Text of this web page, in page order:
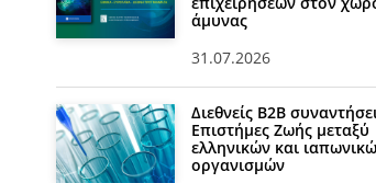
άμυνας
31.07.2026
Διεθνείς Β2Β
Επιστήμες Ζωής μεταξύ
ελληνικών και
οργανισμών